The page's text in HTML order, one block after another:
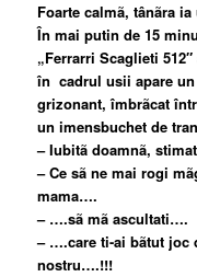
Foarte calmã, tânãra
În mai putin de 15
„Ferrarri Scaglieti
în cadrul usii apare
grizonant, îmbrãcat
un imensbuchet de
–Iubitã doamnã,
–Ce sã ne mai rogi
mama….
– ….sã mã ascultati….
– ….care ti-ai bãtut joc
nostru….!!!